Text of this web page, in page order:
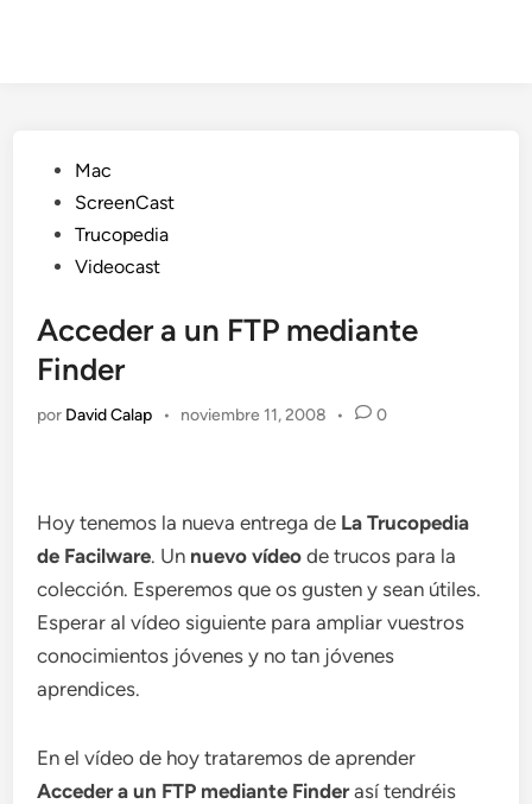
Publicado
en
Mac
ScreenCast
Trucopedia
Videocast
Acceder a un FTP mediante
Finder
por David Calap • noviembre 11, 2008 • 0
Hoy tenemos la nueva entrega de La Trucopedia
de Facilware. Un nuevo vídeo de trucos para la
colección. Esperemos que os gusten y sean útiles.
Esperar al vídeo siguiente para ampliar vuestros
conocimientos jóvenes y no tan jóvenes
aprendices.
En el vídeo de hoy trataremos de aprender
Acceder a un FTP mediante Finder así tendréis